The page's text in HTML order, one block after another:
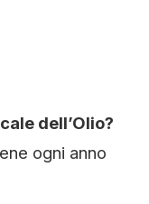
dell’Olio?
ogni anno